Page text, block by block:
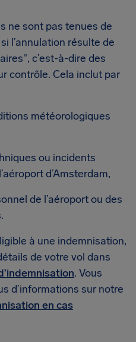
ne sont pas tenues de
l’annulation résulte de
c’est-à-dire des
contrôle. Cela inclut par
météorologiques
ou incidents
d’Amsterdam,
de l’aéroport ou des
à une indemnisation,
de votre vol dans
. Vous
d’informations sur notre
en cas